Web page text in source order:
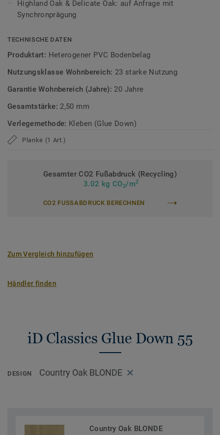
Die Tektanium-Oberfläche sorgt für eine authentische,
ultramatte Optik und schützt den Boden zuverlässig vor
Wohnbereiche.
Zirkulär gedacht
recycelbar. Zudem ist der Bodenbelag phthalatfrei und
weist sehr niedrige VOC-Emissionen auf, geprüft nach
iD Classics Glue Down ist auch mit 0,70 mm
Nutzschichtstärke verfügbar, geeignet für den Einsatz im
>> Erfahren Sie mehr über Tarkett Klebevinyl.
Highland Oak & Delicate Oak: auf Anfrage mit
Synchronprägung
TECHNISCHE DATEN
Produktart: Heterogener PVC Bodenbelag
Nutzungsklasse Wohnbereich: 23 starke Nutzung
Garantie Wohnbereich (Jahre): 20 Jahre
Gesamtstärke: 2,50 mm
Verlegemethode: Kleben (Glue Down)
Planke (1 Art.)
Gesamter CO2 Fußabdruck (Recycling)
3.02 kg CO2/m2
CO2 FUSSABDRUCK BERECHNEN
Zum Vergleich hinzufügen
Händler finden
iD Classics Glue Down 55
DESIGN Country Oak BLONDE
Country Oak BLONDE